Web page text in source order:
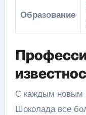
Образование
С каждым новым
Шоколада все